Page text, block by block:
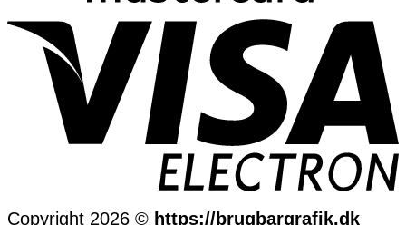
Copyright 2026 © https://brugbargrafik.dk